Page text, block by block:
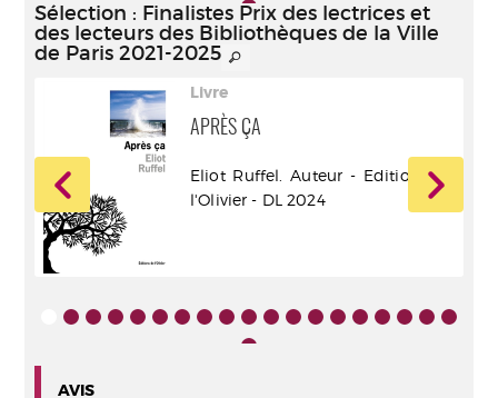
Sélection : Finalistes Prix des lectrices et
des lecteurs des Bibliothèques de la Ville
de Paris 2021-2025
Livre
APRÈS ÇA
Eliot Ruffel. Auteur - Editions de
l'Olivier - DL 2024
AVIS